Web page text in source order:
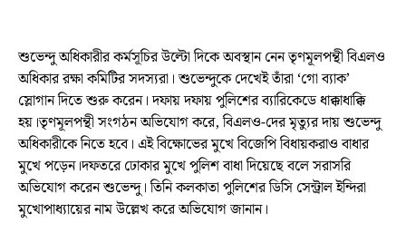
শুভেন্দু অধিকারীর কর্মসূচির উল্টো দিকে অবস্থান নেন তৃণমূলপন্থী বিএলও
অধিকার রক্ষা কমিটির সদস্যরা। শুভেন্দুকে দেখেই তাঁরা ‘গো ব্যাক’
স্লোগান দিতে শুরু করেন। দফায় দফায় পুলিশের ব্যারিকেডে ধাক্কাধাক্কি
হয়।তৃণমূলপন্থী সংগঠন অভিযোগ করে, বিএলও-দের মৃত্যুর দায় শুভেন্দু
অধিকারীকে নিতে হবে। এই বিক্ষোভের মুখে বিজেপি বিধায়করাও বাধার
মুখে পড়েন।দফতরে ঢোকার মুখে পুলিশ বাধা দিয়েছে বলে সরাসরি
অভিযোগ করেন শুভেন্দু। তিনি কলকাতা পুলিশের ডিসি সেন্ট্রাল ইন্দিরা
মুখোপাধ্যায়ের নাম উল্লেখ করে অভিযোগ জানান।